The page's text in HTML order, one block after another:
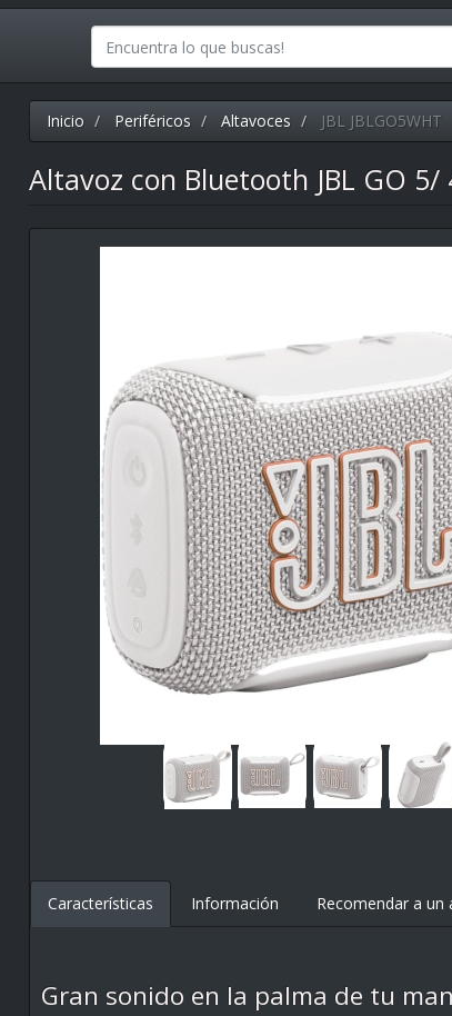
Inicio Periféricos Altavoces JBL JBLGO5WHT
Altavoz con Bluetooth JBL GO
Características Información Recomendar a un
Gran sonido en la palma de tu